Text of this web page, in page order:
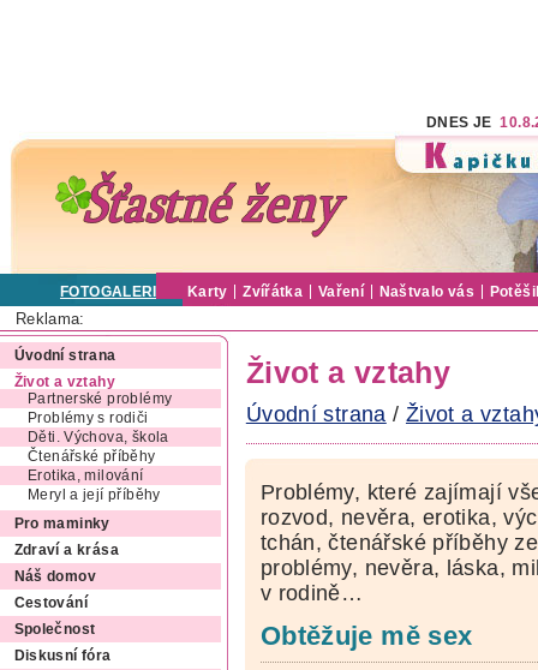
DNES JE
FOTOGALERIE Karty Zvířátka Vaření Naštvalo vás
Reklama:
Úvodní strana
Život a vztahy
Partnerské problémy
Problémy s rodiči
Děti. Výchova, škola
Čtenářské příběhy
Erotika, milování
Meryl a její příběhy
Pro maminky
Zdraví a krása
Náš domov
Cestování
Společnost
Diskusní fóra
Život a vztahy
Úvodní strana / Život a
Problémy, které zajímají
rozvod, nevěra, erotika,
tchán, čtenářské příběhy
problémy, nevěra, láska,
v rodině…
Obtěžuje mě sex